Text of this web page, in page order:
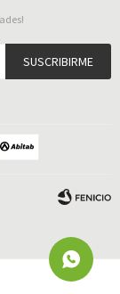
SUSCRIBIRME